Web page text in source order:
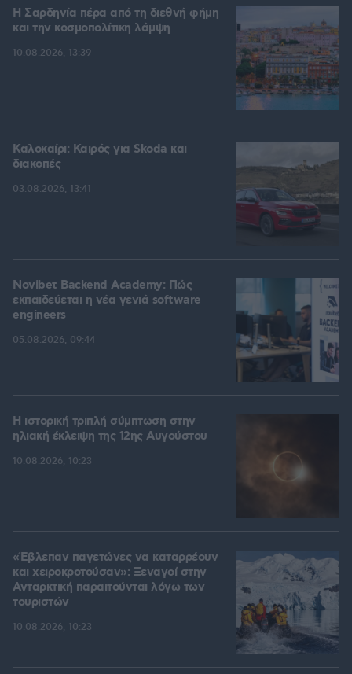
Η Σαρδηνία πέρα από τη διεθνή φήμη
και την κοσμοπολίτικη λάμψη
10.08.2026, 13:39
Καλοκαίρι: Καιρός για Skoda και
διακοπές
03.08.2026, 13:41
Novibet Backend Academy: Πώς
εκπαιδεύεται η νέα γενιά software
engineers
05.08.2026, 09:44
Η ιστορική τριπλή σύμπτωση στην
ηλιακή έκλειψη της 12ης Αυγούστου
10.08.2026, 10:23
«Έβλεπαν παγετώνες να καταρρέουν
και χειροκροτούσαν»: Ξεναγοί στην
Ανταρκτική παραιτούνται λόγω των
τουριστών
10.08.2026, 10:23